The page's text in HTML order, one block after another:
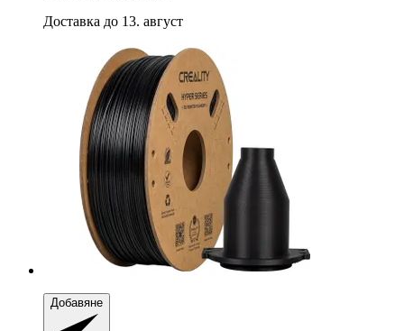
Доставка до 13. август
Добавяне